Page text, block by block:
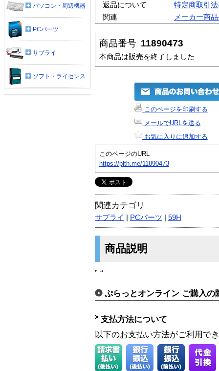
返品について
特定商取引
関連
メーカー商
商品番号 11890473
本商品は販売を終了しました
このページを印刷する
メールでURLを送る
お気に入りに追加する
このページのURL
https://plth.me/11890473
関連カテゴリ
サプライ PCパーツ 59H
商品説明
” “
ぷらっとオンライン ご購入の
支払方法について
以下のお支払い方法がご利用で
パソコン・周辺機器
PCパーツ
サプライ
ソフト・ライセンス